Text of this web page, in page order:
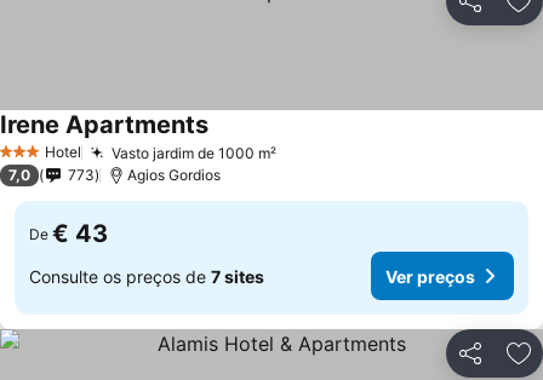
Partilhar
3 EstrelasHotel Vasto jardim de 1000 m²
Irene Apartments
7,0 773 Agios Gordios
De € 43
Consulte os preços de 7 sites Ver preços
Partilhar